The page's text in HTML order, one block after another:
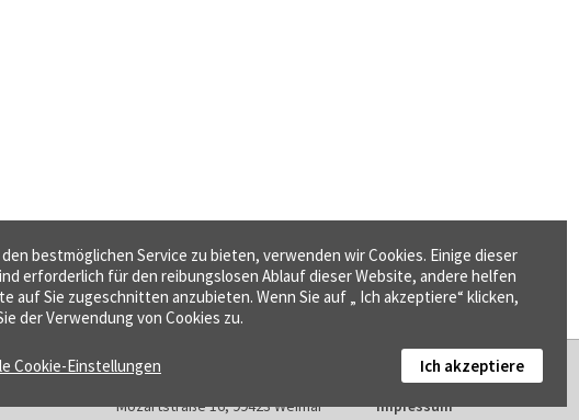
f:data GmbH
Mozartstraße 16, 99423 Weimar
Kontakt
Impressum
bestmöglichen Service zu bieten, verwenden wir Cookies. Einige dieser
erforderlich für den reibungslosen Ablauf dieser Website, andere helfen
auf Sie zugeschnitten anzubieten. Wenn Sie auf „ Ich akzeptiere“ klicken,
der Verwendung von Cookies zu.
Cookie-Einstellungen Ich akzeptiere